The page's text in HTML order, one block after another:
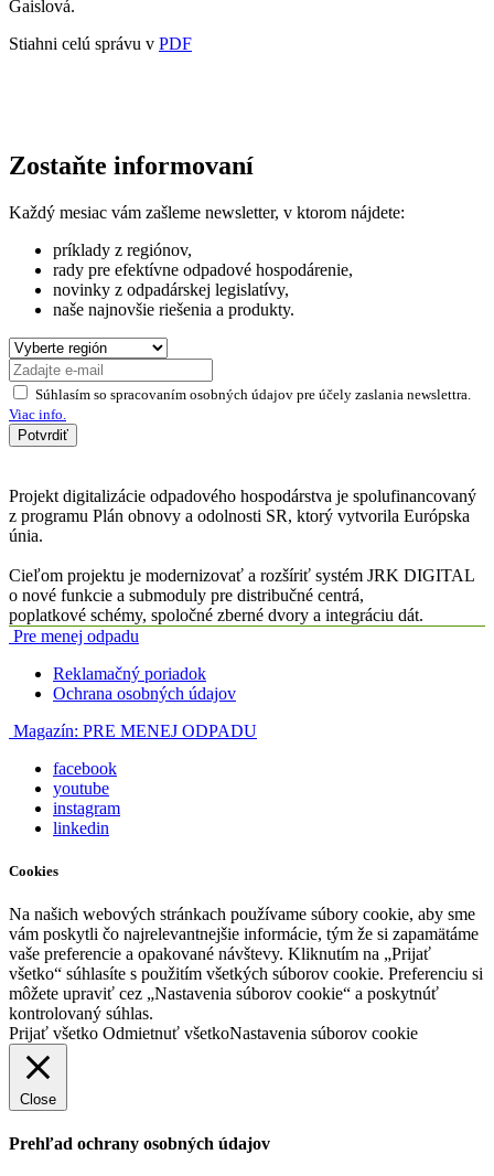
Gaislová.
Stiahni celú správu v PDF
Zostaňte informovaní
Každý mesiac vám zašleme newsletter, v ktorom nájdete:
príklady z regiónov,
rady pre efektívne odpadové hospodárenie,
novinky z odpadárskej legislatívy,
naše najnovšie riešenia a produkty.
Súhlasím so spracovaním osobných údajov pre účely zaslania newslettra.
Viac info.
Potvrdiť
Projekt digitalizácie odpadového hospodárstva je spolufinancovaný
z programu Plán obnovy a odolnosti SR, ktorý vytvorila Európska
únia.
Cieľom projektu je modernizovať a rozšíriť systém JRK DIGITAL
o nové funkcie a submoduly pre distribučné centrá,
poplatkové schémy, spoločné zberné dvory a integráciu dát.
Pre menej odpadu
Reklamačný poriadok
Ochrana osobných údajov
Magazín: PRE MENEJ ODPADU
facebook
youtube
instagram
linkedin
Cookies
Na našich webových stránkach používame súbory cookie, aby sme
vám poskytli čo najrelevantnejšie informácie, tým že si zapamätáme
vaše preferencie a opakované návštevy. Kliknutím na „Prijať
všetko“ súhlasíte s použitím všetkých súborov cookie. Preferenciu si
môžete upraviť cez „Nastavenia súborov cookie“ a poskytnúť
kontrolovaný súhlas.
Prijať všetko Odmietnuť všetkoNastavenia súborov cookie
Close
Prehľad ochrany osobných údajov